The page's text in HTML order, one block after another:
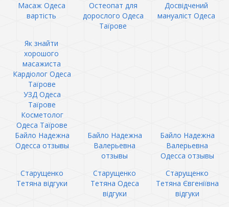
Масаж Одеса
вартість
Остеопат для
дорослого Одеса
Таїрове
Досвідчений
мануаліст Одеса
Як знайти
хорошого
масажиста
Кардіолог Одеса
Таїрове
УЗД Одеса
Таїрове
Косметолог
Одеса Таїрове
Байло Надежна
Одесса отзывы
Байло Надежна
Валерьевна
отзывы
Байло Надежна
Валерьевна
Одесса отзывы
Старущенко
Тетяна відгуки
Старущенко
Тетяна Одеса
відгуки
Старущенко
Тетяна Євгеніївна
відгуки